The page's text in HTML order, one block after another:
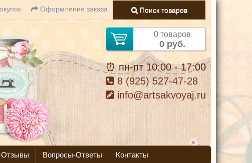
Оформление заказа Поиск товаров
0 товаров
0 руб.
⏰ пн-пт 10:00 - 17:00
8 (925) 527-47-28
info@artsakvoyaj.ru
Отзывы Вопросы-Ответы Контакты